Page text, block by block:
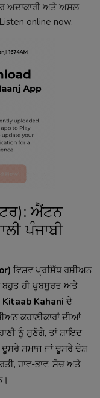
ਅਦਾਕਾਰੀ ਅਤੇ ਅਸਲ
online now.
ਐਂਟਨ
ਪੰਜਾਬੀ
ਵਿਸ਼ਵ ਪ੍ਰਸਿੱਧ ਰਸ਼ੀਅਨ
ਬਹੁਤ ਹੀ ਖੂਬਸੂਰਤ ਅਤੇ
Kitaab Kahani ਦੇ
ਕਹਾਣੀਕਾਰਾਂ ਦੀਆਂ
ਨੂੰ ਸੁਣੋਗੇ, ਤਾਂ ਸ਼ਾਇਦ
ਦੂਸਰੇ ਸਮਾਜ ਜਾਂ ਦੂਸਰੇ ਦੇਸ਼
ਹਾਵ-ਭਾਵ, ਸੋਚ ਅਤੇ